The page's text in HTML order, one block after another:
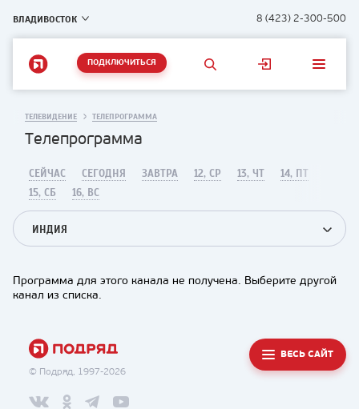
ВЛАДИВОСТОК 8 (423) 2-300-500
ПОДКЛЮЧИТЬСЯ
ТЕЛЕВИДЕНИЕ ТЕЛЕПРОГРАММА
Телепрограмма
СЕЙЧАС СЕГОДНЯ ЗАВТРА 12, СР 13, ЧТ
14, ПТ
15, СБ
16, ВС
ИНДИЯ
Программа для этого канала не получена. Выберите другой
канал из списка.
© Подряд, 1997-2026
ВЕСЬ САЙТ